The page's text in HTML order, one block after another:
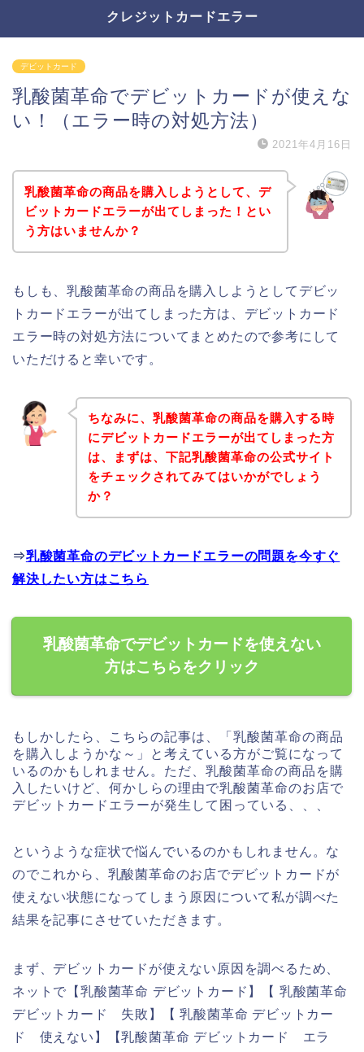
クレジットカードエラー
デビットカード
乳酸菌革命でデビットカードが使えな
い！（エラー時の対処方法）
2021年4月16日
乳酸菌革命の商品を購入しようとして、デ
ビットカードエラーが出てしまった！とい
う方はいませんか？
もしも、乳酸菌革命の商品を購入しようとしてデビッ
トカードエラーが出てしまった方は、デビットカード
エラー時の対処方法についてまとめたので参考にして
いただけると幸いです。
ちなみに、乳酸菌革命の商品を購入する時
にデビットカードエラーが出てしまった方
は、まずは、下記乳酸菌革命の公式サイト
をチェックされてみてはいかがでしょう
か？
⇒乳酸菌革命のデビットカードエラーの問題を今すぐ
解決したい方はこちら
乳酸菌革命でデビットカードを使えない
方はこちらをクリック
もしかしたら、こちらの記事は、「乳酸菌革命の商品
を購入しようかな～」と考えている方がご覧になって
いるのかもしれません。ただ、乳酸菌革命の商品を購
入したいけど、何かしらの理由で乳酸菌革命のお店で
デビットカードエラーが発生して困っている、、、
というような症状で悩んでいるのかもしれません。な
のでこれから、乳酸菌革命のお店でデビットカードが
使えない状態になってしまう原因について私が調べた
結果を記事にさせていただきます。
まず、デビットカードが使えない原因を調べるため、
ネットで【乳酸菌革命 デビットカード】【 乳酸菌革命
デビットカード 失敗】【 乳酸菌革命 デビットカー
ド 使えない】【乳酸菌革命 デビットカード エラ